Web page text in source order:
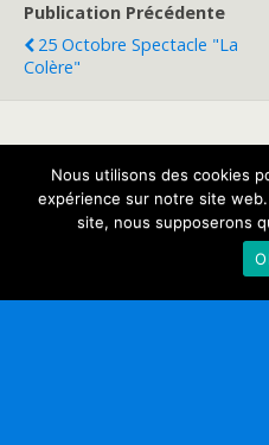
Publication Précédente
25 Octobre Spectacle "La
Colère"
Retour
Mobile
Nous utilisons des cookies
expérience sur notre site
site, nous supposerons